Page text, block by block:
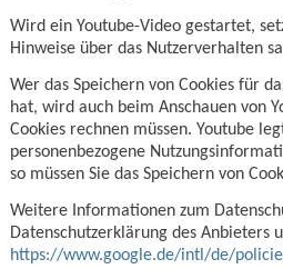
Wird ein Youtube-Video gestartet,
Hinweise über das Nutzerverhalten
Wer das Speichern von Cookies für
hat, wird auch beim Anschauen von
Cookies rechnen müssen. Youtube
personenbezogene
so müssen Sie das Speichern von
Weitere Informationen zum
Datenschutzerklärung des Anbieters
https://www.google.de/intl/de/